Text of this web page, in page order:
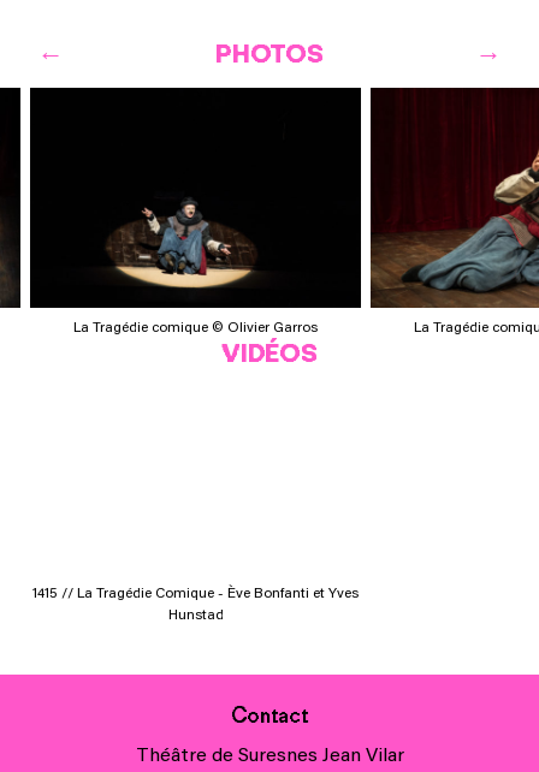
PHOTOS
La Tragédie comique © Olivier Garros La Tragédie
VIDÉOS
1415 // La Tragédie Comique - Ève Bonfanti et Yves
Hunstad
Contact
Théâtre de Suresnes Jean Vilar